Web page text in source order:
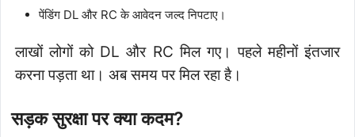
पेंडिंग DL और RC के आवेदन जल्द निपटाए।
लाखों लोगों को DL और RC मिल गए। पहले महीनों इंतजार
करना पड़ता था। अब समय पर मिल रहा है।
सड़क सुरक्षा पर क्या कदम?